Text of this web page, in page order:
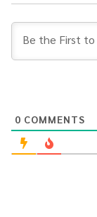
0 COMMENTS